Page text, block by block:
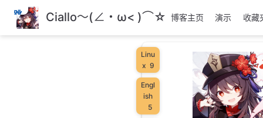
跳
至
主
Ciallo～(∠・ω< )⌒☆ 博客主页 演示 收藏
Linu
x 9
Engl
ish
5